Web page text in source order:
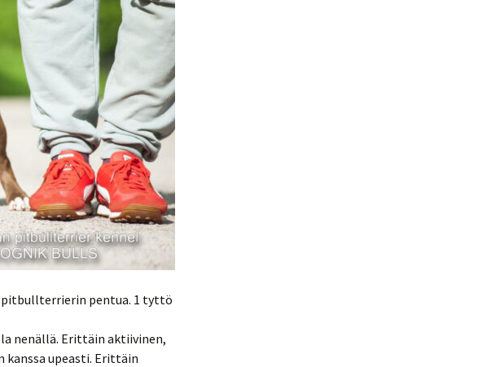
pitbullterrierin pentua. 1 tyttö
nenällä. Erittäin aktiivinen,
kanssa upeasti. Erittäin